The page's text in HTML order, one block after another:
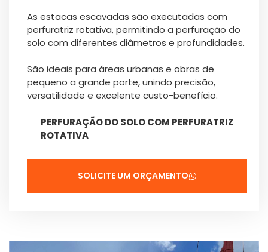
As estacas escavadas são executadas com
perfuratriz rotativa, permitindo a perfuração do
solo com diferentes diâmetros e profundidades.
São ideais para áreas urbanas e obras de
pequeno a grande porte, unindo precisão,
versatilidade e excelente custo-benefício.
PERFURAÇÃO DO SOLO COM PERFURATRIZ
ROTATIVA
SOLICITE UM ORÇAMENTO